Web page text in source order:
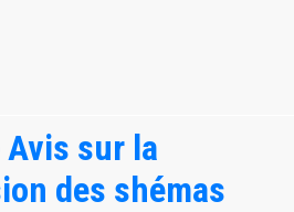
sur la
des shémas